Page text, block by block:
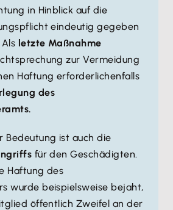
in Hinblick auf die
eindeutig gegeben
letzte Maßnahme
zur Vermeidung
Haftung erforderlichenfalls
des
Bedeutung ist auch die
für den Geschädigten.
Haftung des
wurde beispielsweise bejaht,
öffentlich Zweifel an der